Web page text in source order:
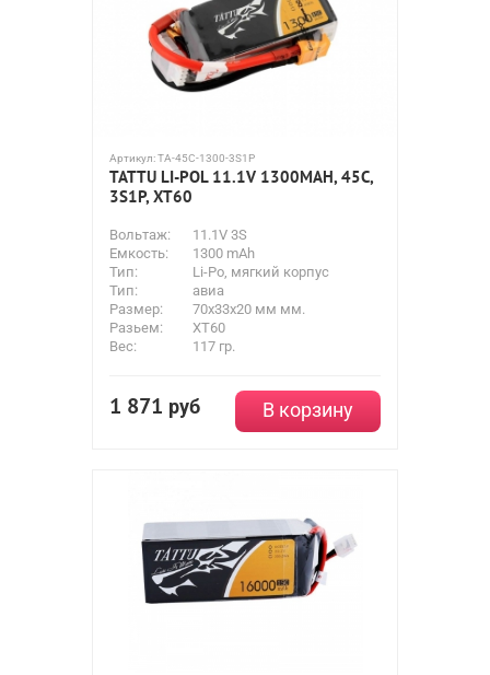
Артикул:TA-45C-1300-3S1P
TATTU LI-POL 11.1V 1300MAH, 45C,
3S1P, XT60
Вольтаж:
11.1V 3S
Емкость:
1300 mAh
Тип:
Li-Po, мягкий корпус
Тип:
авиа
Размер:
70x33x20 мм мм.
Разьем:
XT60
Вес:
117 гр.
1 871 руб В корзину